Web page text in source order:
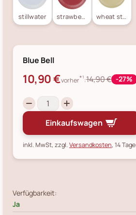
stillwater strawberry
Blue Bell
10,90 €vorher*¹:14,90 € -27%
Einkaufswagen
inkl. MwSt, zzgl.Versandkosten, 14 Tage
Verfügbarkeit:
Ja